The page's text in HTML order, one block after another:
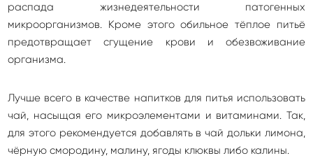
распада жизнедеятельности патогенных
микроорганизмов. Кроме этого обильное тёплое питьё
предотвращает сгущение крови и обезвоживание
организма.
Лучше всего в качестве напитков для питья использовать
чай, насыщая его микроэлементами и витаминами. Так,
для этого рекомендуется добавлять в чай дольки лимона,
чёрную смородину, малину, ягоды клюквы либо калины.